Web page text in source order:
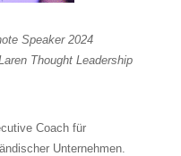
Speaker 2024
Thought Leadership
Coach für
Unternehmen.